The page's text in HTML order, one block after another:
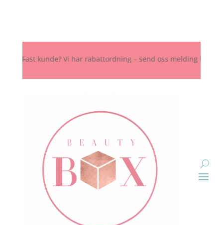
Fast kunde? Vi har rabattordning – send oss melding her, på